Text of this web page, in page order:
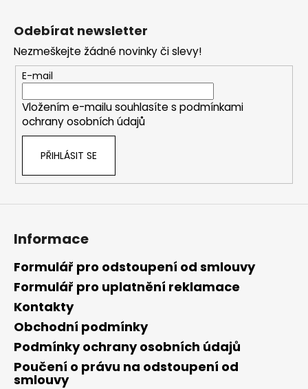
Odebírat newsletter
Nezmeškejte žádné novinky či slevy!
E-mail
Vložením e-mailu souhlasíte s podmínkami
ochrany osobních údajů
PŘIHLÁSIT SE
Informace
Formulář pro odstoupení od smlouvy
Formulář pro uplatnění reklamace
Kontakty
Obchodní podmínky
Podmínky ochrany osobních údajů
Poučení o právu na odstoupení od
smlouvy